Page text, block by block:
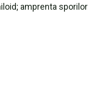
amprenta sporilor